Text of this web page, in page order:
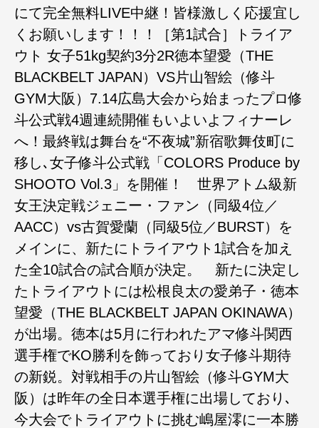
にて完全無料LIVE中継！皆様激しく応援宜し
くお願いします！！！［第1試合］トライア
ウト 女子51kg契約3分2R徳本望愛（THE
BLACKBELT JAPAN）VS片山智絵（修斗
GYM大阪）7.14広島大会から始まったプロ修
斗公式戦4週連続開催もいよいよフィナーレ
へ！最終戦は舞台を“不夜城”新宿歌舞伎町に
移し､女子修斗公式戦「COLORS Produce by
SHOOTO Vol.3」を開催！ 世界アトム級新
女王決定戦ジェニー・ファン（同級4位／
AACC）vs古賀愛蘭（同級5位／BURST）を
メインに、新たにトライアウト1試合を加え
た全10試合の試合順が決定。 新たに決定し
たトライアウトには松根良太の愛弟子・徳本
望愛（THE BLACKBELT JAPAN OKINAWA）
が出場。徳本は5月に行われたアマ修斗関西
選手権でKO勝利を飾っており女子修斗期待
の新鋭。対戦相手の片山智絵（修斗GYM大
阪）は昨年の全日本選手権に出場しており､
今大会でトライアウトに挑む嶋屋澪に一本勝